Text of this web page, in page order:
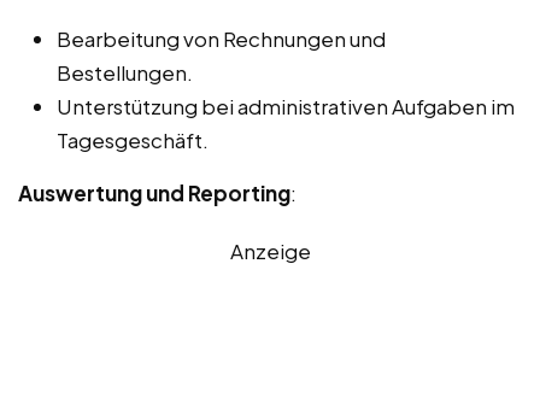
Bearbeitung von Rechnungen und
Bestellungen.
Unterstützung bei administrativen Aufgaben im
Tagesgeschäft.
Auswertung und Reporting:
Anzeige